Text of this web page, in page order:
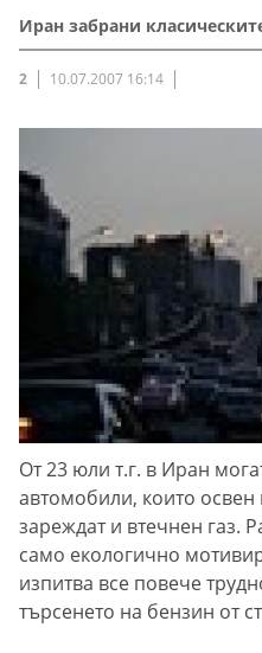
Иран забрани
2 10.07.2007 16:14
От 23 юли т.г. в Иран
автомобили, които освен
зареждат и втечнен газ.
само екологично
изпитва все повече
търсенето на бензин от